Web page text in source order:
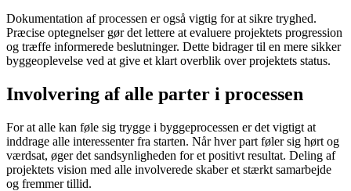
Dokumentation af processen er også vigtig for at sikre tryghed.
Præcise optegnelser gør det lettere at evaluere projektets progression
og træffe informerede beslutninger. Dette bidrager til en mere sikker
byggeoplevelse ved at give et klart overblik over projektets status.
Involvering af alle parter i processen
For at alle kan føle sig trygge i byggeprocessen er det vigtigt at
inddrage alle interessenter fra starten. Når hver part føler sig hørt og
værdsat, øger det sandsynligheden for et positivt resultat. Deling af
projektets vision med alle involverede skaber et stærkt samarbejde
og fremmer tillid.